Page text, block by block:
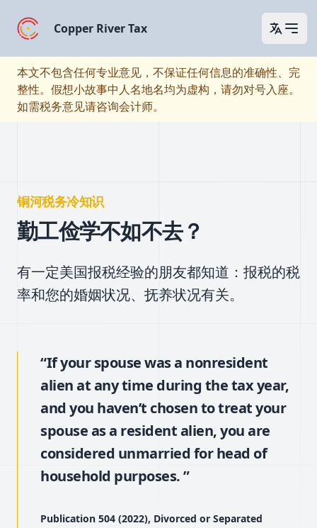
Copper River Tax
本文不包含任何专业意见，不保证任何信息的准确性、完
整性。假想小故事中人名地名均为虚构，请勿对号入座。
如需税务意见请咨询会计师。
铜河税务冷知识
勤工俭学不如不去？
有一定美国报税经验的朋友都知道：报税的税
率和您的婚姻状况、抚养状况有关。
“If your spouse was a nonresident
alien at any time during the tax year,
and you haven’t chosen to treat your
spouse as a resident alien, you are
considered unmarried for head of
household purposes. ”
Publication 504 (2022), Divorced or Separated